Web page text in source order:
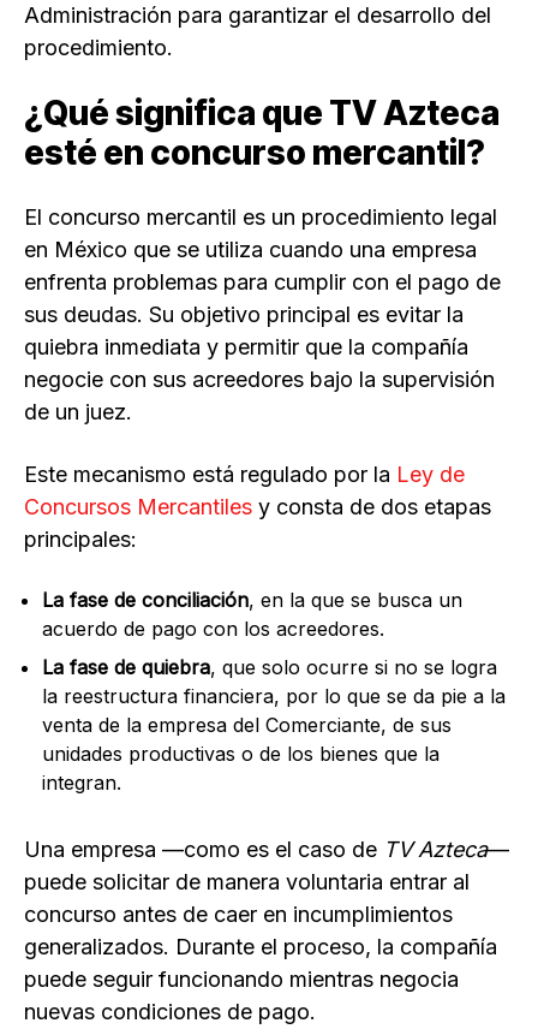
Administración para garantizar el desarrollo del
procedimiento.
¿Qué significa que TV Azteca
esté en concurso mercantil?
El concurso mercantil es un procedimiento legal
en México que se utiliza cuando una empresa
enfrenta problemas para cumplir con el pago de
sus deudas. Su objetivo principal es evitar la
quiebra inmediata y permitir que la compañía
negocie con sus acreedores bajo la supervisión
de un juez.
Este mecanismo está regulado por la Ley de
Concursos Mercantiles y consta de dos etapas
principales:
La fase de conciliación, en la que se busca un
acuerdo de pago con los acreedores.
La fase de quiebra, que solo ocurre si no se logra
la reestructura financiera, por lo que se da pie a la
venta de la empresa del Comerciante, de sus
unidades productivas o de los bienes que la
integran.
Una empresa —como es el caso de TV Azteca—
puede solicitar de manera voluntaria entrar al
concurso antes de caer en incumplimientos
generalizados. Durante el proceso, la compañía
puede seguir funcionando mientras negocia
nuevas condiciones de pago.